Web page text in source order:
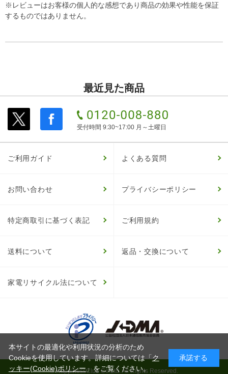
※レビューはお客様の個人的な感想であり商品の効果や性能を保証
するものではありません。
最近見た商品
受付時間 9:30~17:00 月～土曜日
ご利用ガイド よくある質問
お問い合わせ プライバシーポリシー
特定商取引に基づく表記 ご利用規約
送料について 返品・交換について
家電リサイクル法について
© HappinessClub Co.Ltd. All Rights Reserved.
本サイトの最適化や利用状況の分析のため
Cookieを使用しています。詳細については「ク
ッキー(Cookie)ポリシー」をご覧ください。
承諾する